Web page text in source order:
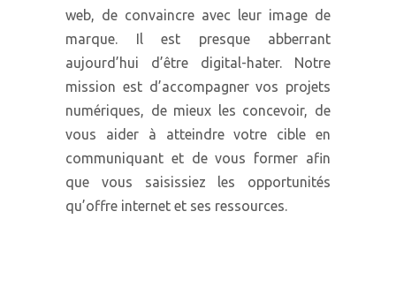
web, de convaincre avec leur image de
marque. Il est presque abberrant
aujourd’hui d’être digital-hater. Notre
mission est d’accompagner vos projets
numériques, de mieux les concevoir, de
vous aider à atteindre votre cible en
communiquant et de vous former afin
que vous saisissiez les opportunités
qu’offre internet et ses ressources.